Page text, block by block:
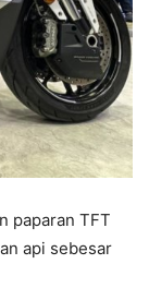
paparan TFT
api sebesar